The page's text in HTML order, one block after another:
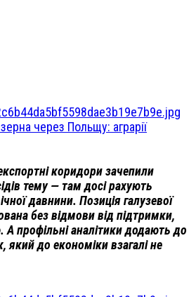
через Польщу: аграрії
коридори зачепили
тему — там досі рахують
давнини. Позиція галузевої
без відмови від підтримки,
профільні аналітики додають до
до економіки взагалі не